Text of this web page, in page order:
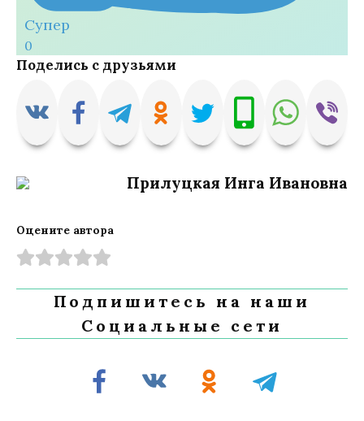
Супер
0
Поделись с друзьями
Прилуцкая Инга Ивановна
Оцените автора
Подпишитесь на наши
Социальные сети